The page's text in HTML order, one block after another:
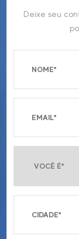
Deixe seu